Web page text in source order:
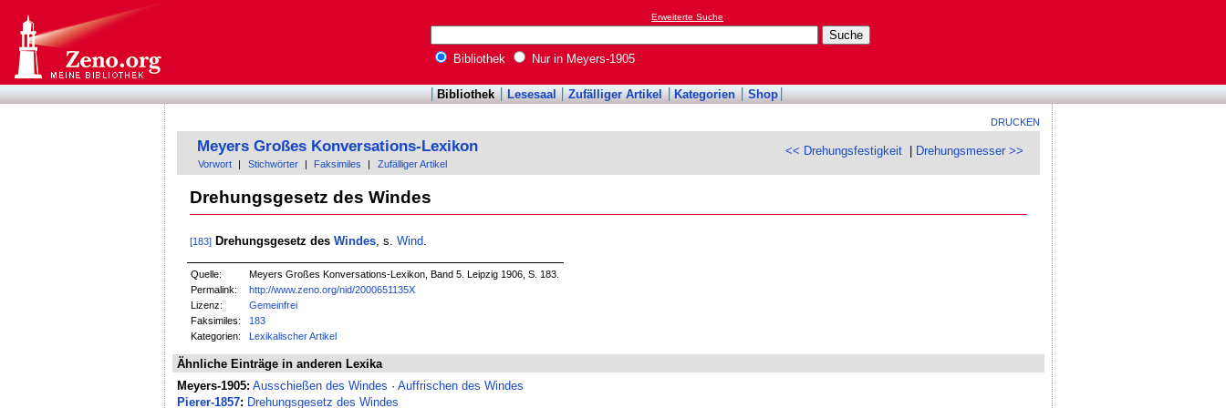
Erweiterte Suche
Bibliothek Nur in Meyers-1905
Bibliothek Lesesaal Zufälliger Artikel Kategorien Shop
DRUCKEN
<< Drehungsfestigkeit Drehungsmesser >>
Meyers Großes Konversations-Lexikon
Vorwort Stichwörter Faksimiles Zufälliger Artikel
Drehungsgesetz des Windes
[183] Drehungsgesetz des Windes, s. Wind
Quelle:
Meyers Großes Konversations-Lexikon, Band 5. Leipzig 1906, S. 183.
Permalink:
http://www.zeno.org/nid/2000651135X
Lizenz:
Gemeinfrei
Faksimiles:
183
Kategorien:
Lexikalischer Artikel
Ähnliche Einträge in anderen Lexika
Meyers-1905: Ausschießen des Windes ·Auffrischen des Windes
Pierer-1857: Drehungsgesetz des Windes